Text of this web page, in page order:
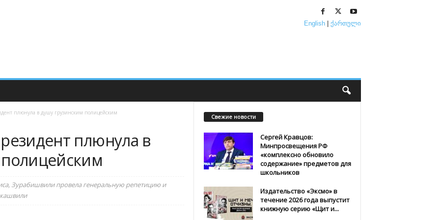
English| ქართული
плюнула в душу грузинским полицейским
плюнула в
Зурабишвили провела генеральную репетицию и
Свежие новости
Сергей Кравцов:
Минпросвещения РФ
«комплексно обновило
содержание» предметов для
школьников
Издательство «Эксмо» в
течение 2026 года выпустит
книжную серию «Щит и...